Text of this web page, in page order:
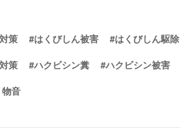
策 #はくびしん被害 #はくびしん駆除
策 #ハクビシン糞 #ハクビシン被害
音